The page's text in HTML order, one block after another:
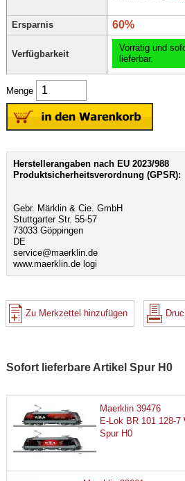
Ersparnis 60%
Verfügbarkeit
Vorrätig und
lieferbar.
Menge
Herstellerangaben nach EU 2023/988
Produktsicherheitsverordnung (GPSR):
Gebr. Märklin & Cie. GmbH
Stuttgarter Str. 55-57
73033 Göppingen
DE
service@maerklin.de
www.maerklin.de logi
Zu Merkzettel hinzufügen
Sofort lieferbare Artikel Spur H0
Maerklin 39476
E-Lok BR 101 128-7
Spur H0